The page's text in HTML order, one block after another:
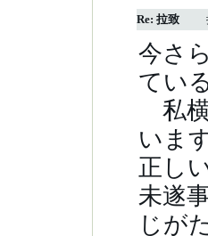
Re: 拉致
今さ
てい
私横
いま
正し
未遂
じが